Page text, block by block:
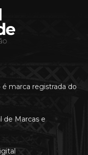
é marca registrada do
de Marcas e